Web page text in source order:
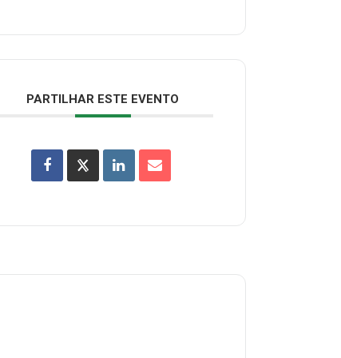
PARTILHAR ESTE EVENTO